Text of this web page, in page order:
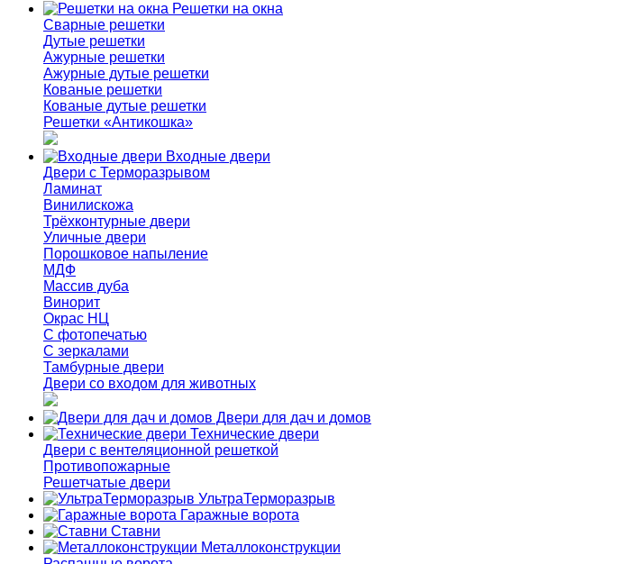
Решетки на окна
Сварные решетки
Дутые решетки
Ажурные решетки
Ажурные дутые решетки
Кованые решетки
Кованые дутые решетки
Решетки «Антикошка»
Входные двери
Двери с Терморазрывом
Ламинат
Винилискожа
Трёхконтурные двери
Уличные двери
Порошковое напыление
МДФ
Массив дуба
Винорит
Окрас НЦ
С фотопечатью
С зеркалами
Тамбурные двери
Двери со входом для животных
Двери для дач и домов
Технические двери
Двери с вентеляционной решеткой
Противопожарные
Решетчатые двери
УльтраТерморазрыв
Гаражные ворота
Ставни
Металлоконструкции